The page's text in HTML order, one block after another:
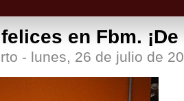
en Fbm.
- lunes, 26 de julio de